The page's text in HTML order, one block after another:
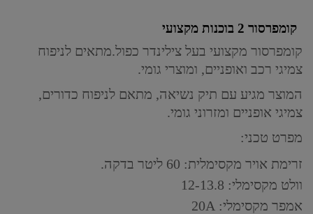
קומפרסור 2 בוכנות מקצועי
קומפרסור מקצועי בעל צילינדר כפול.מתאים לניפוח
צמיגי רכב ואופניים, ומוצרי גומי.
המוצר מגיע עם תיק נשיאה, מתאם לניפוח כדורים,
צמיגי אופניים ומזרוני גומי.
מפרט טכני:
זרימת אויר מקסימלית: 60 ליטר בדקה.
וולט מקסימלי: 12-13.8
אמפר מקסימלי: 20A